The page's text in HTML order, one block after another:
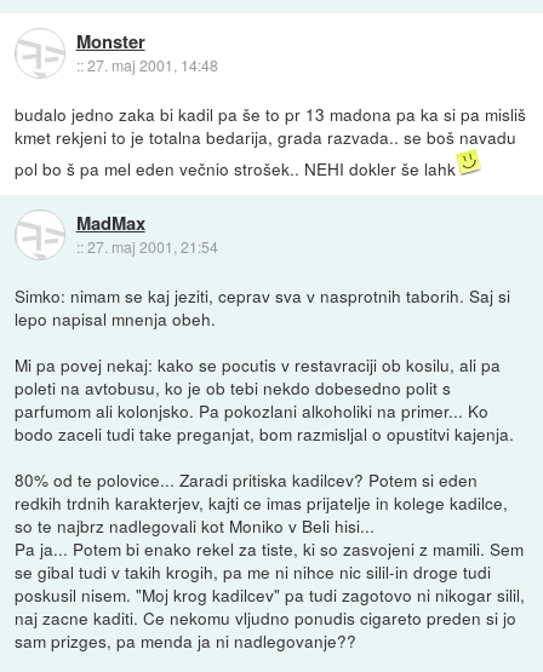
Monster
::27. maj 2001, 14:48
budalo jedno zaka bi kadil pa še to pr 13 madona pa ka si pa misliš
kmet rekjeni to je totalna bedarija, grada razvada.. se boš navadu
pol bo š pa mel eden večnio strošek.. NEHI dokler še lahk
MadMax
::27. maj 2001, 21:54
Simko: nimam se kaj jeziti, ceprav sva v nasprotnih taborih. Saj si
lepo napisal mnenja obeh.
Mi pa povej nekaj: kako se pocutis v restavraciji ob kosilu, ali pa
poleti na avtobusu, ko je ob tebi nekdo dobesedno polit s
parfumom ali kolonjsko. Pa pokozlani alkoholiki na primer... Ko
bodo zaceli tudi take preganjat, bom razmisljal o opustitvi kajenja.
80% od te polovice... Zaradi pritiska kadilcev? Potem si eden
redkih trdnih karakterjev, kajti ce imas prijatelje in kolege kadilce,
so te najbrz nadlegovali kot Moniko v Beli hisi...
Pa ja... Potem bi enako rekel za tiste, ki so zasvojeni z mamili. Sem
se gibal tudi v takih krogih, pa me ni nihce nic silil-in droge tudi
poskusil nisem. "Moj krog kadilcev" pa tudi zagotovo ni nikogar silil,
naj zacne kaditi. Ce nekomu vljudno ponudis cigareto preden si jo
sam prizges, pa menda ja ni nadlegovanje??